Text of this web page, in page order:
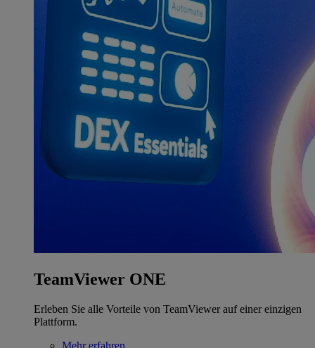
TeamViewer ONE
Erleben Sie alle Vorteile von TeamViewer auf einer einzigen
Plattform.
Mehr erfahren